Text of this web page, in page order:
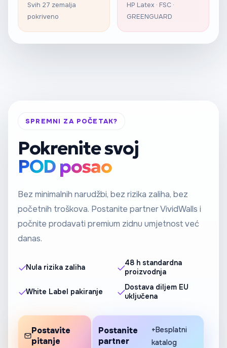
Svih 27 zemalja
pokriveno
HP Latex · FSC ·
GREENGUARD
SPREMNI ZA POČETAK?
Pokrenite svoj
POD posao
Bez minimalnih narudžbi, bez rizika zaliha, bez
početnih troškova. Postanite partner VividWalls i
počnite prodavati premium zidnu umjetnost već
danas.
Nula rizika zaliha
48 h standardna
proizvodnja
White Label pakiranje
Dostava diljem EU
uključena
Postavite
pitanje
Postanite
partner
+Besplatni
katalog